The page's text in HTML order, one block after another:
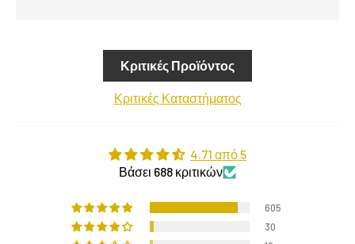
Κριτικές Προϊόντος
Κριτικές Καταστήματος
4.71 από 5
Βάσει 688 κριτικών
605
30